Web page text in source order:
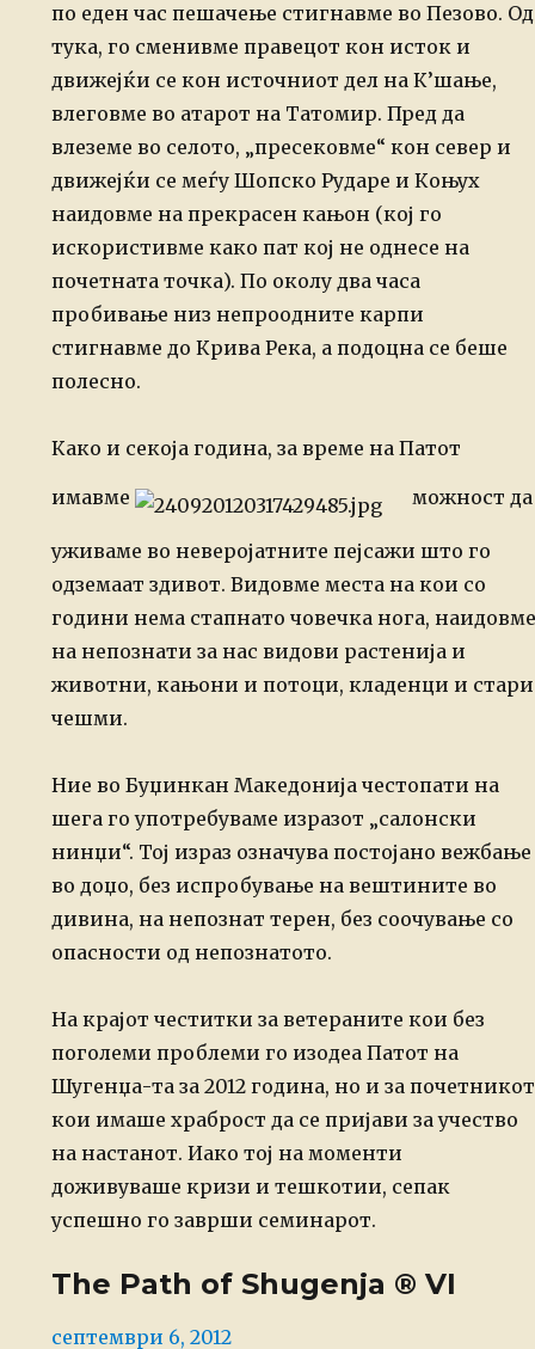
по еден час пешачење стигнавме во Пезово. Од
тука, го сменивме правецот кон исток и
движејќи се кон источниот дел на К’шање,
влеговме во атарот на Татомир. Пред да
влеземе во селото, „пресековме“ кон север и
движејќи се меѓу Шопско Рударе и Коњух
наидовме на прекрасен кањон (кој го
искористивме како пат кој не однесе на
почетната точка). По околу два часа
пробивање низ непроодните карпи
стигнавме до Крива Река, а подоцна се беше
полесно.
Како и секоја година, за време на Патот
имавме можност да
уживаме во неверојатните пејсажи што го
одземаат здивот. Видовме места на кои со
години нема стапнато човечка нога, наидовме
на непознати за нас видови растенија и
животни, кањони и потоци, кладенци и стари
чешми.
Ние во Буџинкан Македонија честопати на
шега го употребуваме изразот „салонски
нинџи“. Тој израз означува постојано вежбање
во доџо, без испробување на вештините во
дивина, на непознат терен, без соочување со
опасности од непознатото.
На крајот честитки за ветераните кои без
поголеми проблеми го изодеа Патот на
Шугенџа-та за 2012 година, но и за почетникот
кои имаше храброст да се пријави за учество
на настанот. Иако тој на моменти
доживуваше кризи и тешкотии, сепак
успешно го заврши семинарот.
The Path of Shugenja ® VI
Posted
септември 6, 2012